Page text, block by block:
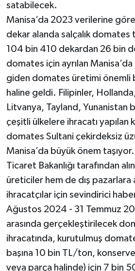
satabilecek.
Manisa’da 2023 verilerine
dekar alanda salçalık domates
104 bin 410 dekardan 26 bin
domates için ayrılan
giden domates üretimi önemli
haline geldi. Filipinler,
Litvanya, Tayland, Yunanistan
çeşitli ülkelere ihracatı yapılan
domates Sultani çekirdeksiz
Manisa’da büyük önem taşıyor.
Ticaret Bakanlığı tarafından
üreticiler hem de dış pazarlara
ihracatçılar için sevindirici
Ağustos 2024 - 31 Temmuz
arasında gerçekleştirilecek
ihracatında, kurutulmuş
başına 10 bin TL/ton,
veya parça halinde) için 7 bin